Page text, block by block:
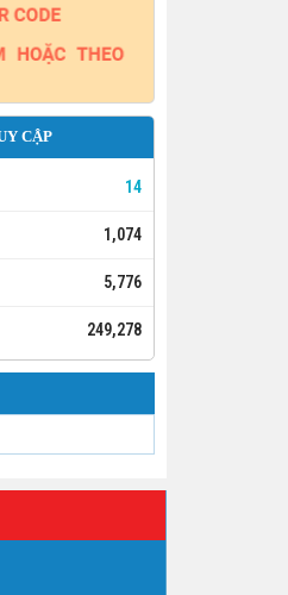
CẬP
14
1,074
5,776
249,278